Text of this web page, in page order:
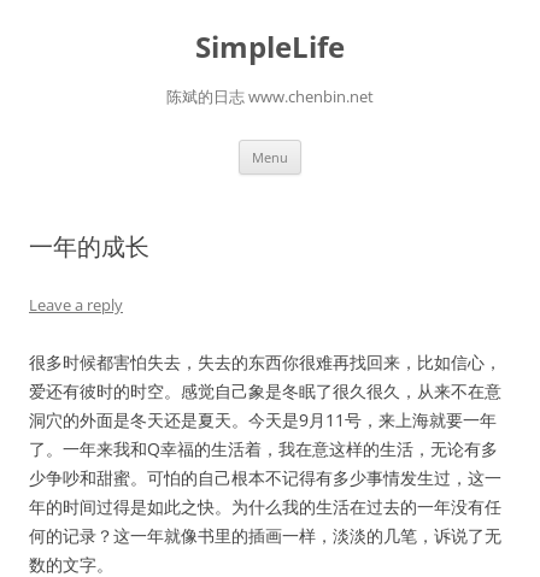
SimpleLife
陈斌的日志 www.chenbin.net
Menu
一年的成长
Leave a reply
很多时候都害怕失去，失去的东西你很难再找回来，比如信心，
爱还有彼时的时空。感觉自己象是冬眠了很久很久，从来不在意
洞穴的外面是冬天还是夏天。今天是9月11号，来上海就要一年
了。一年来我和Q幸福的生活着，我在意这样的生活，无论有多
少争吵和甜蜜。可怕的自己根本不记得有多少事情发生过，这一
年的时间过得是如此之快。为什么我的生活在过去的一年没有任
何的记录？这一年就像书里的插画一样，淡淡的几笔，诉说了无
数的文字。